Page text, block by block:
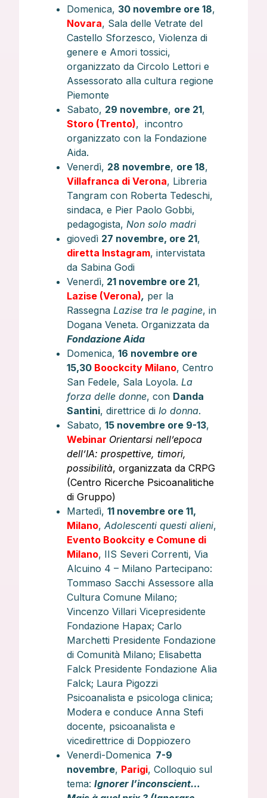
Domenica, 30 novembre ore 18,
Novara, Sala delle Vetrate del
Castello Sforzesco, Violenza di
genere e Amori tossici,
organizzato da Circolo Lettori e
Assessorato alla cultura regione
Piemonte
Sabato, 29 novembre, ore 21,
Storo (Trento), incontro
organizzato con la Fondazione
Aida.
Venerdì, 28 novembre, ore 18,
Villafranca di Verona, Libreria
Tangram con Roberta Tedeschi,
sindaca, e Pier Paolo Gobbi,
pedagogista,Non solo madri
giovedì 27 novembre, ore 21,
diretta Instagram, intervistata
da Sabina Godi
Venerdì, 21 novembre ore 21,
Lazise (Verona), per la
RassegnaLazise tra le pagine, in
Dogana Veneta. Organizzata da
Fondazione Aida
Domenica,16 novembre ore
15,30 Boockcity Milano, Centro
San Fedele, Sala Loyola.La
forza delle donne, con Danda
Santini, direttrice diIo donna.
Sabato,15 novembre ore 9-13,
Webinar Orientarsi nell’epoca
dell’IA: prospettive, timori,
possibilità, organizzata da CRPG
(Centro Ricerche Psicoanalitiche
di Gruppo)
Martedì,11 novembre ore 11,
Milano,Adolescenti questi alieni,
Evento Bookcity e Comune di
Milano, IIS Severi Correnti, Via
Alcuino 4 – Milano Partecipano:
Tommaso Sacchi Assessore alla
Cultura Comune Milano;
Vincenzo Villari Vicepresidente
Fondazione Hapax; Carlo
Marchetti Presidente Fondazione
di Comunità Milano; Elisabetta
Falck Presidente Fondazione Alia
Falck; Laura Pigozzi
Psicoanalista e psicologa clinica;
Modera e conduce Anna Stefi
docente, psicoanalista e
vicedirettrice di Doppiozero
Venerdì-Domenica 7-9
novembre, Parigi, Colloquio sul
tema:Ignorer l’inconscient…